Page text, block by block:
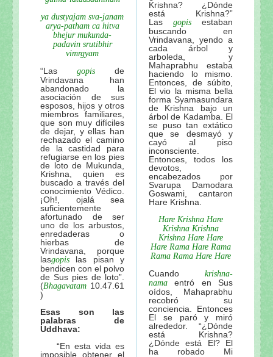
ya dustyajam sva-janam
arya-patham ca hitva
bhejur mukunda-
padavin srutibhir
vimrgyam
“Las gopis de
Vrindavana han
abandonado la
asociación de sus
esposos, hijos y otros
miembros familiares,
que son muy difíciles
de dejar, y ellas han
rechazado el camino
de la castidad para
refugiarse en los pies
de loto de Mukunda,
Krishna, quien es
buscado a través del
conocimiento Védico.
¡Oh!, ojalá sea
suficientemente
afortunado de ser
uno de los arbustos,
enredaderas o
hierbas de
Vrindavana, porque
lasgopis las pisan y
bendicen con el polvo
de Sus pies de loto”.
(Bhagavatam 10.47.61
)
Esas son las
palabras de
Uddhava:
“En esta vida es
imposible obtener el
Krishna? ¿Dónde
está Krishna?”
Las gopis estaban
buscando en
Vrindavana, yendo a
cada árbol y
arboleda, y
Mahaprabhu estaba
haciendo lo mismo.
Entonces, de súbito,
El vio la misma bella
forma Syamasundara
de Krishna bajo un
árbol de Kadamba. El
se puso tan extático
que se desmayó y
cayó al piso
inconsciente.
Entonces, todos los
devotos,
encabezados por
Svarupa Damodara
Goswami, cantaron
Hare Krishna.
Hare Krishna Hare
Krishna Krishna
Krishna Hare Hare
Hare Rama Hare Rama
Rama Rama Hare Hare
Cuando krishna-
nama entró en Sus
oídos, Mahaprabhu
recobró su
conciencia. Entonces
El se paró y miró
alrededor. “¿Dónde
está Krishna?
¿Dónde está El? El
ha robado Mi